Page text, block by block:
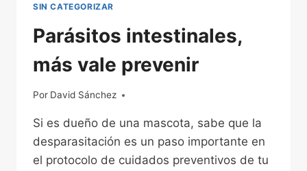
SIN CATEGORIZAR
Parásitos intestinales,
más vale prevenir
Por David Sánchez
04/12/2022
Si es dueño de una mascota, sabe que la
desparasitación es un paso importante en
el protocolo de cuidados preventivos de tu